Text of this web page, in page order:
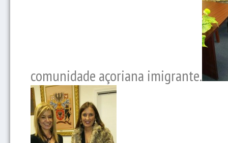
comunidade açoriana imigrante.